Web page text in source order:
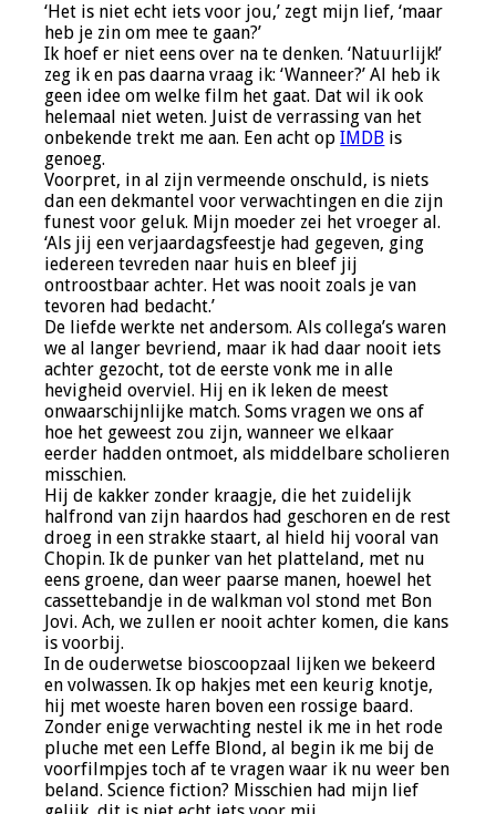
‘Het is niet echt iets voor jou,’ zegt mijn lief, ‘maar
heb je zin om mee te gaan?’
Ik hoef er niet eens over na te denken. ‘Natuurlijk!’
zeg ik en pas daarna vraag ik: ‘Wanneer?’ Al heb ik
geen idee om welke film het gaat. Dat wil ik ook
helemaal niet weten. Juist de verrassing van het
onbekende trekt me aan. Een acht opIMDB is
genoeg.
Voorpret, in al zijn vermeende onschuld, is niets
dan een dekmantel voor verwachtingen en die zijn
funest voor geluk. Mijn moeder zei het vroeger al.
‘Als jij een verjaardagsfeestje had gegeven, ging
iedereen tevreden naar huis en bleef jij
ontroostbaar achter. Het was nooit zoals je van
tevoren had bedacht.’
De liefde werkte net andersom. Als collega’s waren
we al langer bevriend, maar ik had daar nooit iets
achter gezocht, tot de eerste vonk me in alle
hevigheid overviel. Hij en ik leken de meest
onwaarschijnlijke match. Soms vragen we ons af
hoe het geweest zou zijn, wanneer we elkaar
eerder hadden ontmoet, als middelbare scholieren
misschien.
Hij de kakker zonder kraagje, die het zuidelijk
halfrond van zijn haardos had geschoren en de rest
droeg in een strakke staart, al hield hij vooral van
Chopin. Ik de punker van het platteland, met nu
eens groene, dan weer paarse manen, hoewel het
cassettebandje in de walkman vol stond met Bon
Jovi. Ach, we zullen er nooit achter komen, die kans
is voorbij.
In de ouderwetse bioscoopzaal lijken we bekeerd
en volwassen. Ik op hakjes met een keurig knotje,
hij met woeste haren boven een rossige baard.
Zonder enige verwachting nestel ik me in het rode
pluche met een Leffe Blond, al begin ik me bij de
voorfilmpjes toch af te vragen waar ik nu weer ben
beland. Science fiction? Misschien had mijn lief